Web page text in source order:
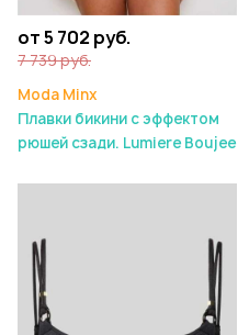
от 5 702 руб.
7 739 руб.
Moda Minx
Плавки бикини с эффектом
рюшей сзади. Lumiere Boujee